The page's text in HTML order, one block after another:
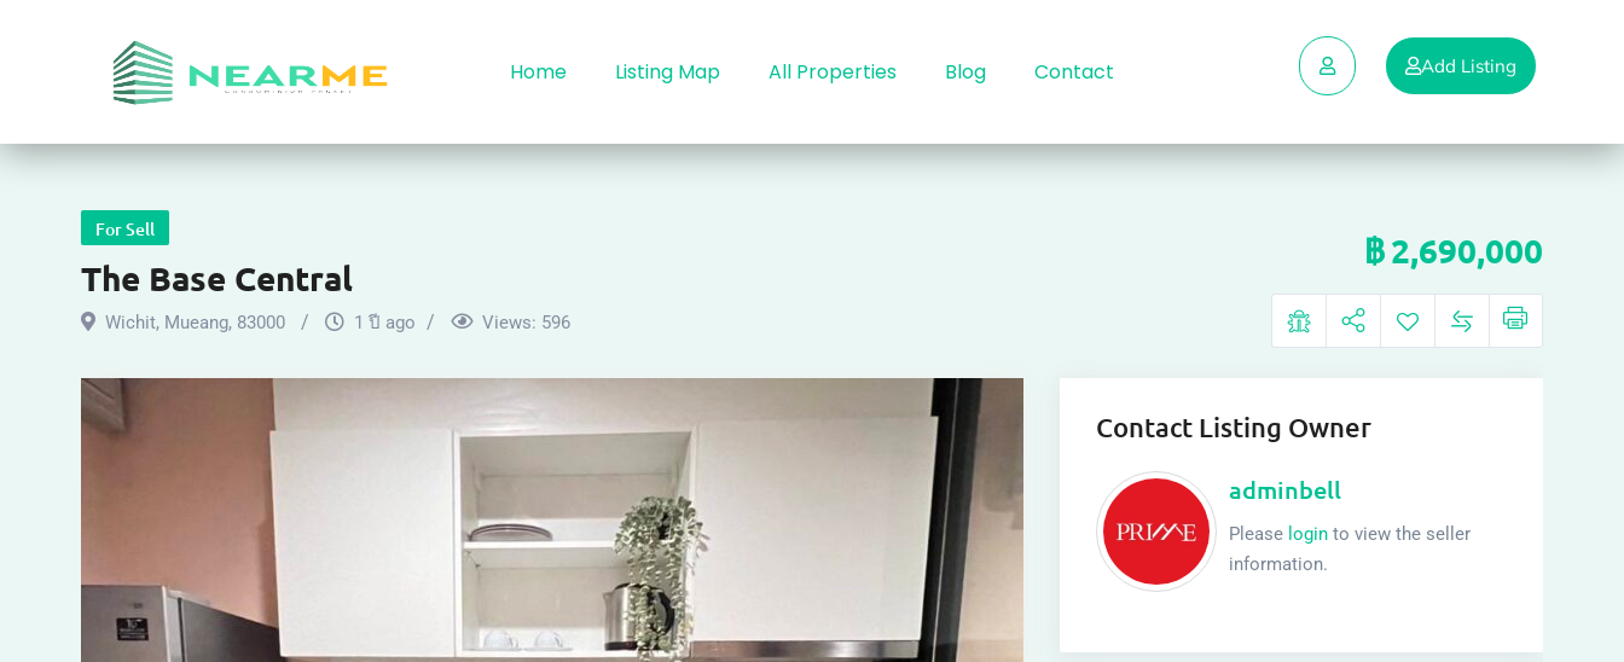
Home Listing Map All Properties Blog Contact Add Listing
For Sell
The Base Central
Wichit, Mueang, 83000 1 ปี ago Views: 596
฿2,690,000
Contact Listing Owner
adminbell
Please loginto view the seller
information.